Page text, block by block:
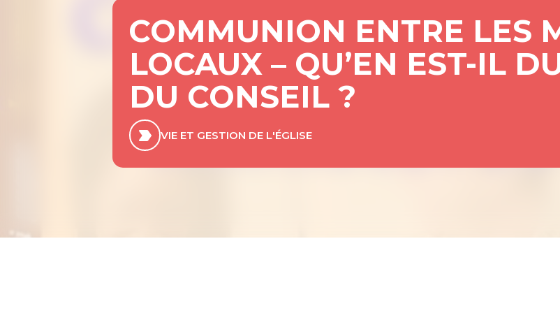
COMMUNION ENTRE LES
LOCAUX – QU’EN EST-IL
DU CONSEIL ?
VIE ET GESTION DE L'ÉGLISE